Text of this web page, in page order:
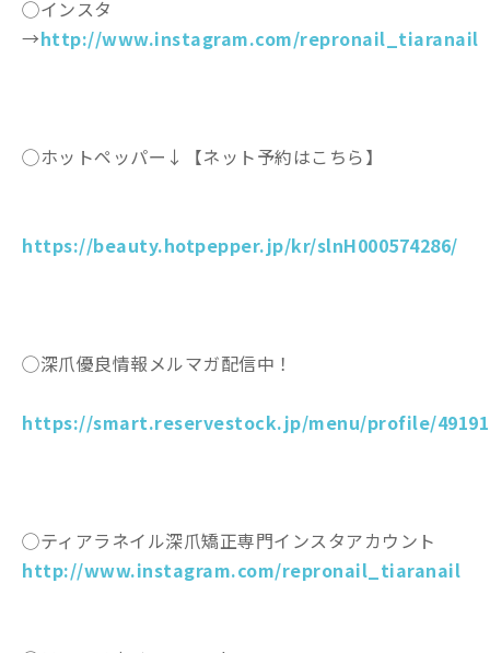
◯インスタ
→http://www.instagram.com/repronail_tiaranail
◯ホットペッパー↓【ネット予約はこちら】
https://beauty.hotpepper.jp/kr/slnH000574286/
◯深爪優良情報メルマガ配信中！
https://smart.reservestock.jp/menu/profile/49191
◯ティアラネイル深爪矯正専門インスタアカウント
http://www.instagram.com/repronail_tiaranail